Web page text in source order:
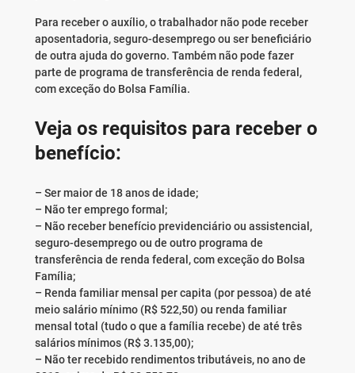
Para receber o auxílio, o trabalhador não pode receber
aposentadoria, seguro-desemprego ou ser beneficiário
de outra ajuda do governo. Também não pode fazer
parte de programa de transferência de renda federal,
com exceção do Bolsa Família.
Veja os requisitos para receber o
benefício:
– Ser maior de 18 anos de idade;
– Não ter emprego formal;
– Não receber benefício previdenciário ou assistencial,
seguro-desemprego ou de outro programa de
transferência de renda federal, com exceção do Bolsa
Família;
– Renda familiar mensal per capita (por pessoa) de até
meio salário mínimo (R$ 522,50) ou renda familiar
mensal total (tudo o que a família recebe) de até três
salários mínimos (R$ 3.135,00);
– Não ter recebido rendimentos tributáveis, no ano de